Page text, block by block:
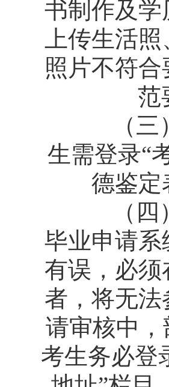
书制作及
上传生活
照片不符
范
（三）
生需登录“
德鉴定
（四）
毕业申请
有误，必
者，将无
请审核中
考生务必登